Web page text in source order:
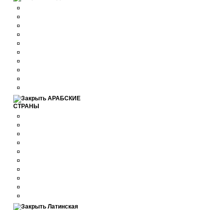
¤
¤
¤
¤
¤
¤
¤
¤
¤
¤
АРАБСКИЕ
СТРАНЫ
¤
¤
¤
¤
¤
¤
¤
¤
¤
¤
Латинская